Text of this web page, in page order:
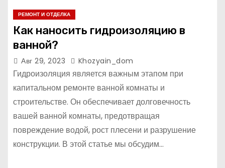
РЕМОНТ И ОТДЕЛКА
Как наносить гидроизоляцию в
ванной?
Авг 29, 2023 Khozyain_dom
Гидроизоляция является важным этапом при
капитальном ремонте ванной комнаты и
строительстве. Он обеспечивает долговечность
вашей ванной комнаты, предотвращая
повреждение водой, рост плесени и разрушение
конструкции. В этой статье мы обсудим…